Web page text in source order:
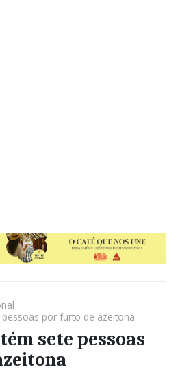
pessoas por furto de azeitona
sete pessoas